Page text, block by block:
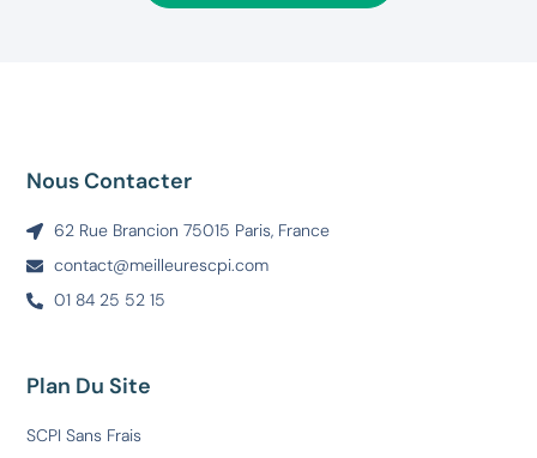
Plan Du Site
SCPI Sans Frais
Nous Contacter
62 Rue Brancion 75015 Paris, France
contact@meilleurescpi.com
01 84 25 52 15